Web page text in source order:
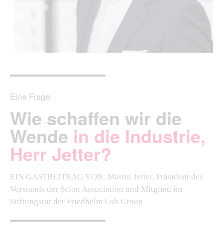
Eine Frage:
Wie schaffen wir die
Wende in die Industrie,
Herr Jetter?
EIN GASTBEITRAG VON: Martin Jetter, Präsident des
Vorstands der Scion Association und Mitglied im
Stiftungsrat der Friedhelm Loh Group